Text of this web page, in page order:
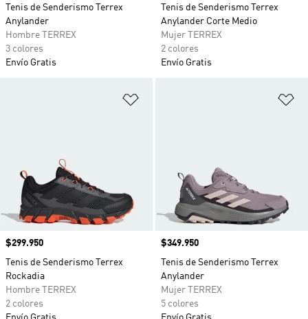
Tenis de Senderismo Terrex
Anylander
Hombre TERREX
3 colores
Envío Gratis
Tenis de Senderismo Terrex
Anylander Corte Medio
Mujer TERREX
2 colores
Envío Gratis
Precio
$299.950
Tenis de Senderismo Terrex
Rockadia
Hombre TERREX
2 colores
Precio
$349.950
Tenis de Senderismo Terrex
Anylander
Mujer TERREX
5 colores